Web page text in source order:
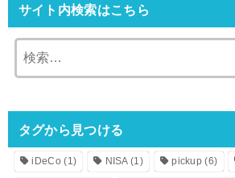
サイト内検索はこちら
索:
タグから見つける
iDeCo (1) NISA(1) pickup (6)